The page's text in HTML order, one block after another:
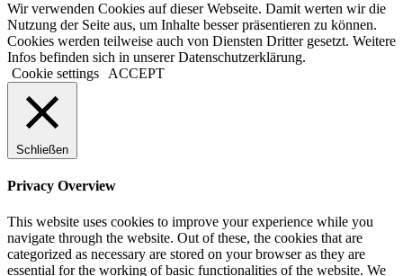
Wir verwenden Cookies auf dieser Webseite. Damit werten wir die
Nutzung der Seite aus, um Inhalte besser präsentieren zu können.
Cookies werden teilweise auch von Diensten Dritter gesetzt. Weitere
Infos befinden sich in unserer Datenschutzerklärung.
Cookie settings
ACCEPT
Schließen
Privacy Overview
This website uses cookies to improve your experience while you
navigate through the website. Out of these, the cookies that are
categorized as necessary are stored on your browser as they are
essential for the working of basic functionalities of the website. We